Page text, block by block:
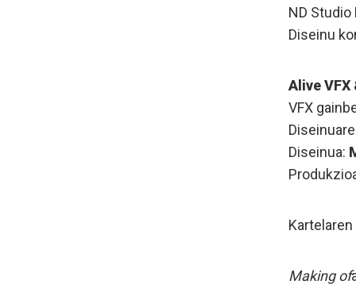
ND
Diseinu
Alive VFX
VFX
Diseinua:
Making of